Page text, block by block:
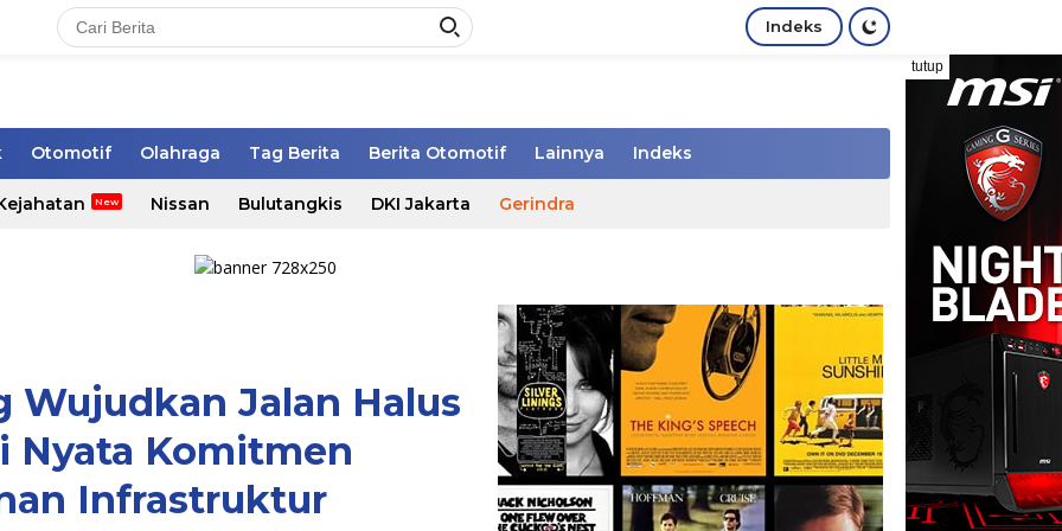
Indeks
tutup
Otomotif Olahraga Tag Berita Berita Otomotif Lainnya Indeks
Nissan Bulutangkis DKI Jakarta Gerindra
Wujudkan Jalan Halus
Nyata Komitmen
Infrastruktur